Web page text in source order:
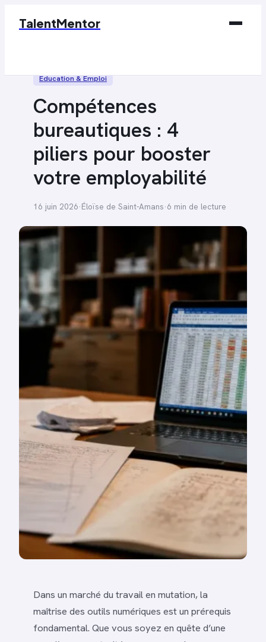
TalentMentor
Tech
Éducation & Emploi
Compétences
bureautiques : 4
piliers pour booster
votre employabilité
16 juin 2026·Éloïse de Saint-Amans·6 min de lecture
Dans un marché du travail en mutation, la
maîtrise des outils numériques est un prérequis
fondamental. Que vous soyez en quête d’une